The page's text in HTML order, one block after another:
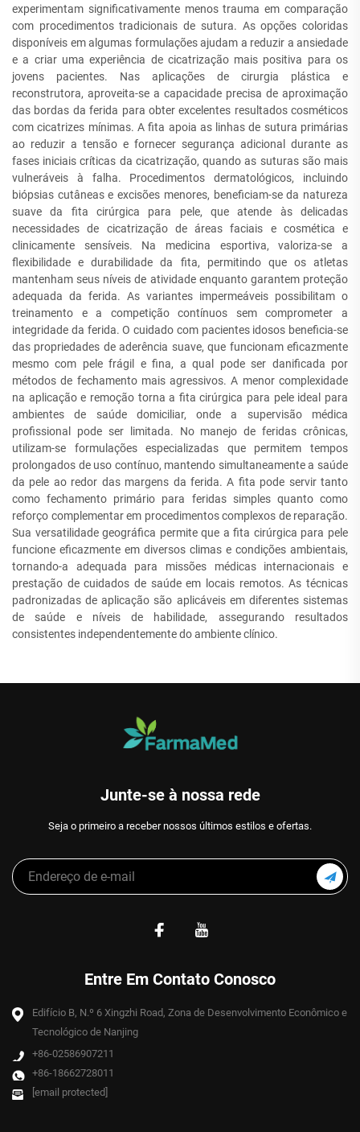
experimentam significativamente menos trauma em comparação
com procedimentos tradicionais de sutura. As opções coloridas
disponíveis em algumas formulações ajudam a reduzir a ansiedade
e a criar uma experiência de cicatrização mais positiva para os
jovens pacientes. Nas aplicações de cirurgia plástica e
reconstrutora, aproveita-se a capacidade precisa de aproximação
das bordas da ferida para obter excelentes resultados cosméticos
com cicatrizes mínimas. A fita apoia as linhas de sutura primárias
ao reduzir a tensão e fornecer segurança adicional durante as
fases iniciais críticas da cicatrização, quando as suturas são mais
vulneráveis à falha. Procedimentos dermatológicos, incluindo
biópsias cutâneas e excisões menores, beneficiam-se da natureza
suave da fita cirúrgica para pele, que atende às delicadas
necessidades de cicatrização de áreas faciais e cosmética e
clinicamente sensíveis. Na medicina esportiva, valoriza-se a
flexibilidade e durabilidade da fita, permitindo que os atletas
mantenham seus níveis de atividade enquanto garantem proteção
adequada da ferida. As variantes impermeáveis possibilitam o
treinamento e a competição contínuos sem comprometer a
integridade da ferida. O cuidado com pacientes idosos beneficia-se
das propriedades de aderência suave, que funcionam eficazmente
mesmo com pele frágil e fina, a qual pode ser danificada por
métodos de fechamento mais agressivos. A menor complexidade
na aplicação e remoção torna a fita cirúrgica para pele ideal para
ambientes de saúde domiciliar, onde a supervisão médica
profissional pode ser limitada. No manejo de feridas crônicas,
utilizam-se formulações especializadas que permitem tempos
prolongados de uso contínuo, mantendo simultaneamente a saúde
da pele ao redor das margens da ferida. A fita pode servir tanto
como fechamento primário para feridas simples quanto como
reforço complementar em procedimentos complexos de reparação.
Sua versatilidade geográfica permite que a fita cirúrgica para pele
funcione eficazmente em diversos climas e condições ambientais,
tornando-a adequada para missões médicas internacionais e
prestação de cuidados de saúde em locais remotos. As técnicas
padronizadas de aplicação são aplicáveis em diferentes sistemas
de saúde e níveis de habilidade, assegurando resultados
consistentes independentemente do ambiente clínico.
Junte-se à nossa rede
Seja o primeiro a receber nossos últimos estilos e ofertas.
Entre Em Contato Conosco
Edifício B, N.º 6 Xingzhi Road, Zona de Desenvolvimento Econômico e
Tecnológico de Nanjing
+86-02586907211
+86-18662728011
[email protected]